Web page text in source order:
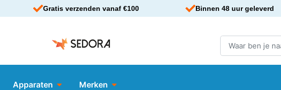
Gratis verzenden vanaf €100 Binnen 48 uur geleverd
Apparaten Merken